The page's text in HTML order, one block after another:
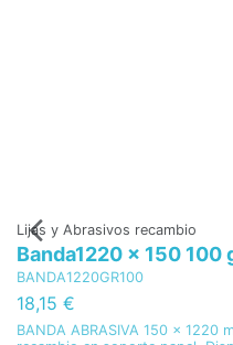
Lijas y Abrasivos recambio
Banda1220 x 150 100
BANDA1220GR100
18,15 €
BANDA ABRASIVA 150 x 1220